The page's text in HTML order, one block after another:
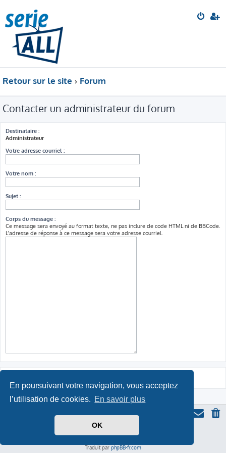
En poursuivant votre navigation, vous acceptez
l’utilisation de cookies. En savoir plus
OK
Retour sur le site Forum
Contacter un administrateur du forum
Destinataire :
Administrateur
Votre adresse courriel :
Votre nom :
Sujet :
Corps du message :
Ce message sera envoyé au format texte, ne pas inclure de code HTML ni de BBCode.
L’adresse de réponse à ce message sera votre adresse courriel.
Thème du forum serieallbasé sur ProLight Style par
Icone du panda parTriton, modifié par Serieall.
Traduit par phpBB-fr.com